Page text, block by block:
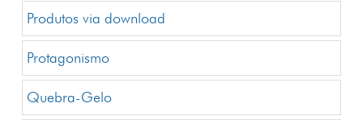
Produtos via download
Protagonismo
Quebra-Gelo